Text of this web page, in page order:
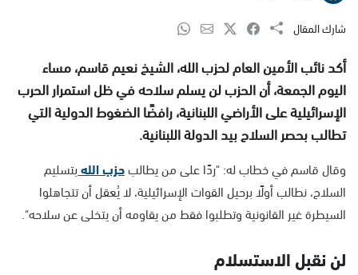
شارك المقال
أكد نائب الأمين العام لحزب الله، الشيخ نعيم قاسم، مساء
اليوم الجمعة، أن الحزب لن يسلم سلاحه في ظل استمرار الحرب
الإسرائيلية على الأراضي اللبنانية، رافضًا الضغوط الدولية التي
تطالب بحصر السلاح بيد الدولة اللبنانية.
وقال قاسم في خطاب له: "ردًا على من يطالبحزب اللهبتسليم
السلاح، نطالب أولًا برحيل القوات الإسرائيلية، لا يُعقل أن تتجاهلوا
السيطرة غير القانونية وتطلبوا فقط من يقاومه أن يتخلى عن سلاحه".
لن نقبل الاستسلام